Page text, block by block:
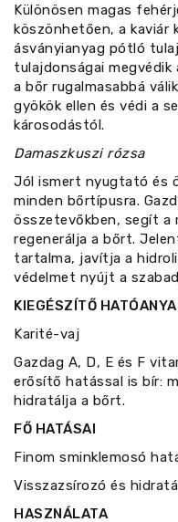
Különösen magas
köszönhetően, a kaviár
ásványianyag pótló
tulajdonságai
a bőr rugalmasabbá
gyökök ellen és védi a
károsodástól.
Damaszkuszi rózsa
Jól ismert nyugtató és
minden bőrtípusra.
összetevőkben, segít a
regenerálja a bőrt.
tartalma, javítja a
védelmet nyújt a
KIEGÉSZÍTŐ
Karité-vaj
Gazdag A, D, E és F
erősítő hatással is bír:
hidratálja a bőrt.
FŐ HATÁSAI
Finom sminklemosó
Visszazsírozó és
HASZNÁLATA